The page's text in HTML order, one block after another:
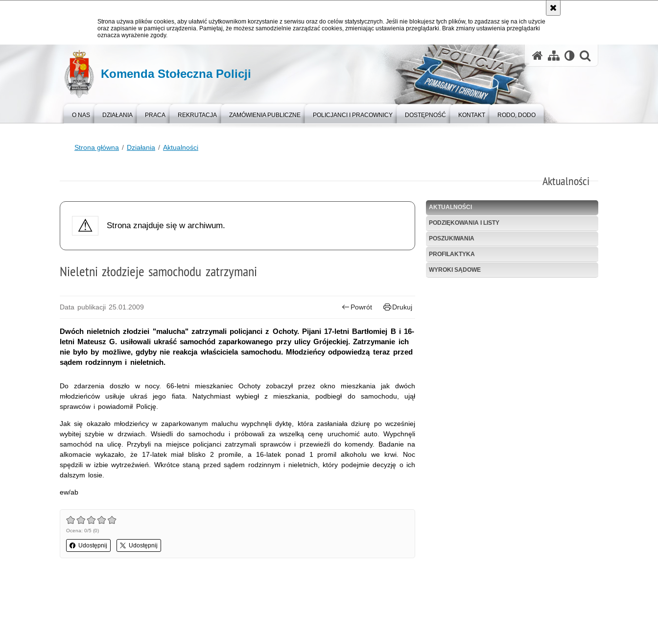
Strona używa plików cookies, aby ułatwić użytkownikom korzystanie z serwisu oraz do celów statystycznych. Jeśli nie blokujesz tych plików, to zgadzasz się na ich użycie
oraz zapisanie w pamięci urządzenia. Pamiętaj, że możesz samodzielnie zarządzać cookies, zmieniając ustawienia przeglądarki. Brak zmiany ustawienia przeglądarki
oznacza wyrażenie zgody.
Komenda Stołeczna Policji
O NAS DZIAŁANIA PRACA REKRUTACJA ZAMÓWIENIA PUBLICZNE POLICJANCI I PRACOWNICY DOSTĘPNOŚĆ KONTAKT RODO, DODO
Strona główna Działania Aktualności
Aktualności
Strona znajduje się w archiwum.
Nieletni złodzieje samochodu zatrzymani
Data publikacji 25.01.2009 Powrót Drukuj
Dwóch nieletnich złodziei "malucha" zatrzymali policjanci z Ochoty. Pijani 17-letni Bartłomiej B i 16-
letni Mateusz G. usiłowali ukraść samochód zaparkowanego przy ulicy Grójeckiej. Zatrzymanie ich
nie było by możliwe, gdyby nie reakcja właściciela samochodu. Młodzieńcy odpowiedzą teraz przed
sądem rodzinnym i nieletnich.
Do zdarzenia doszło w nocy. 66-letni mieszkaniec Ochoty zobaczył przez okno mieszkania jak dwóch
młodzieńców usiłuje ukraś jego fiata. Natychmiast wybiegł z mieszkania, podbiegł do samochodu, ujął
sprawców i powiadomił Policję.
Jak się okazało młodzieńcy w zaparkowanym maluchu wypchnęli dyktę, która zasłaniała dziurę po wcześniej
wybitej szybie w drzwiach. Wsiedli do samochodu i próbowali za wszelką cenę uruchomić auto. Wypchnęli
samochód na ulicę. Przybyli na miejsce policjanci zatrzymali sprawców i przewieźli do komendy. Badanie na
alkomacie wykazało, że 17-latek miał blisko 2 promile, a 16-latek ponad 1 promil alkoholu we krwi. Noc
spędzili w izbie wytrzeźwień. Wkrótce staną przed sądem rodzinnym i nieletnich, który podejmie decyzję o ich
dalszym losie.
ew/ab
Ocena: 0/5 (0)
Udostępnij Udostępnij
AKTUALNOŚCI
PODZIĘKOWANIA I LISTY
POSZUKIWANIA
PROFILAKTYKA
WYROKI SĄDOWE